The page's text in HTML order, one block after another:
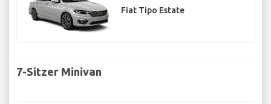
Fiat Tipo Estate
7-Sitzer Minivan